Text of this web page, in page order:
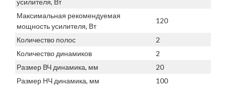
усилителя, Вт
Максимальная рекомендуемая
мощность усилителя, Вт
120
Количество полос
2
Количество динамиков
2
Размер ВЧ динамика, мм
20
Размер НЧ динамика, мм
100